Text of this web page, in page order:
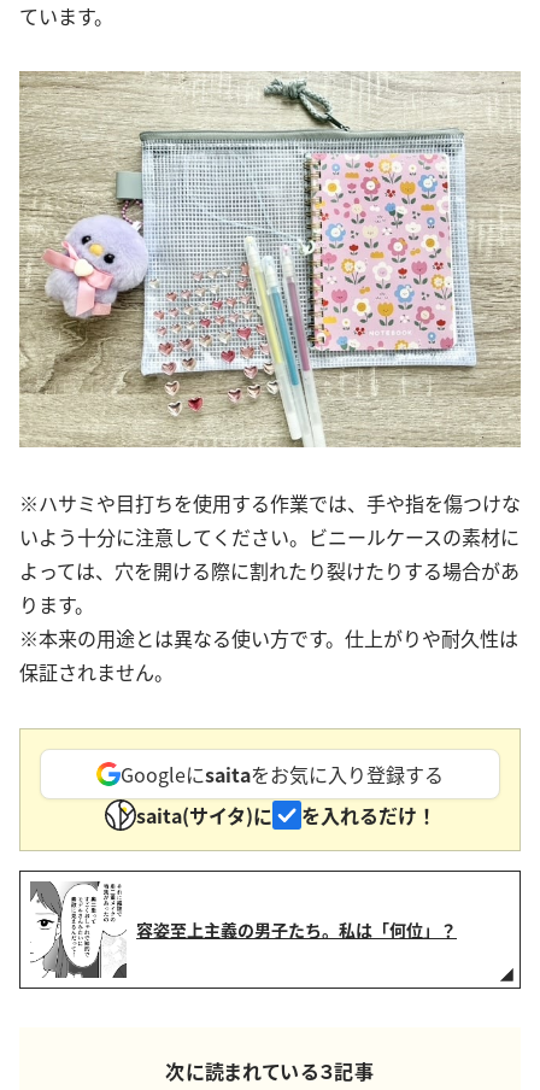
ています。
※ハサミや目打ちを使用する作業では、手や指を傷つけな
いよう十分に注意してください。ビニールケースの素材に
よっては、穴を開ける際に割れたり裂けたりする場合があ
ります。
※本来の用途とは異なる使い方です。仕上がりや耐久性は
保証されません。
Googleにsaitaをお気に入り登録する
saita(サイタ)に
を入れるだけ！
容姿至上主義の男子たち。私は「何位」？
次に読まれている３記事